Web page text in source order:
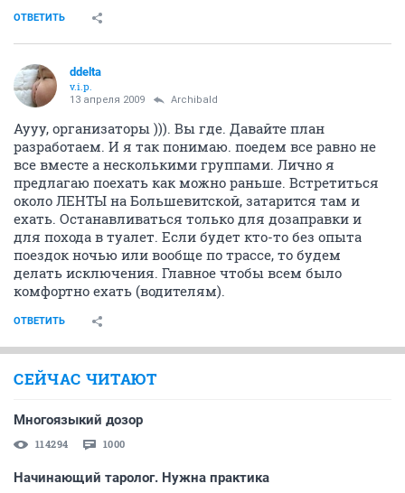
ОТВЕТИТЬ
ddelta
v.i.p.
13 апреля 2009 Archibald
Аууу, организаторы ))). Вы где. Давайте план
разработаем. И я так понимаю. поедем все равно не
все вместе а несколькими группами. Лично я
предлагаю поехать как можно раньше. Встретиться
около ЛЕНТЫ на Большевитской, затарится там и
ехать. Останавливаться только для дозаправки и
для похода в туалет. Если будет кто-то без опыта
поездок ночью или вообще по трассе, то будем
делать исключения. Главное чтобы всем было
комфортно ехать (водителям).
ОТВЕТИТЬ
СЕЙЧАС ЧИТАЮТ
Многоязыкий дозор
114294 1000
Начинающий таролог. Нужна практика